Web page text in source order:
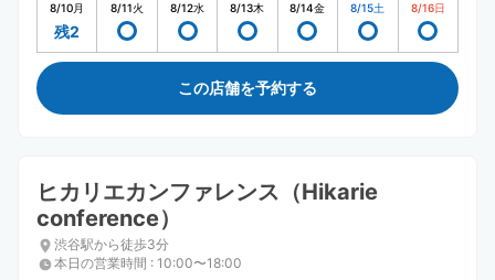
8/10月
残2
8/11火 8/12水 8/13木 8/14金 8/15土 8/16日
この店舗を予約する
ヒカリエカンファレンス（Hikarie
conference）
渋谷駅から徒歩3分
本日の営業時間 : 10:00〜18:00